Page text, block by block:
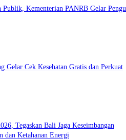
Publik, Kementerian PANRB Gelar
Cek Kesehatan Gratis dan Perkuat
Tegaskan Bali Jaga Keseimbangan
dan Ketahanan Energi